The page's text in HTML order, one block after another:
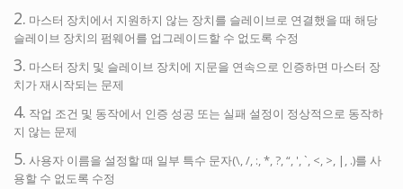
2. 마스터 장치에서 지원하지 않는 장치를 슬레이브로 연결했을 때 해당
슬레이브 장치의 펌웨어를 업그레이드할 수 없도록 수정
3. 마스터 장치 및 슬레이브 장치에 지문을 연속으로 인증하면 마스터 장
치가 재시작되는 문제
4. 작업 조건 및 동작에서 인증 성공 또는 실패 설정이 정상적으로 동작하
지 않는 문제
5. 사용자 이름을 설정할 때 일부 특수 문자(\, /, :, *, ?, “, ', `, <, >, |, .)를 사
용할 수 없도록 수정